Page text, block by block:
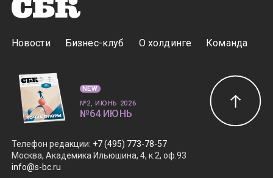
Новости Бизнес-клуб О холдинге Команда
Телефон редакции: +7 (495) 773-78-57
Москва, Академика Ильюшина, 4, к.2, оф.93
info@s-bc.ru
NEW
№2, ИЮНЬ 2026
№64 ИЮНЬ